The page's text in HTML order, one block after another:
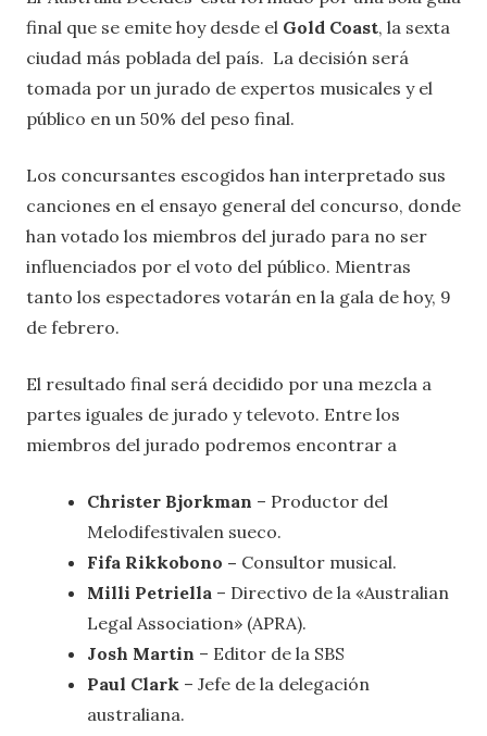
final que se emite hoy desde el Gold Coast, la sexta
ciudad más poblada del país. La decisión será
tomada por un jurado de expertos musicales y el
público en un 50% del peso final.
Los concursantes escogidos han interpretado sus
canciones en el ensayo general del concurso, donde
han votado los miembros del jurado para no ser
influenciados por el voto del público. Mientras
tanto los espectadores votarán en la gala de hoy, 9
de febrero.
El resultado final será decidido por una mezcla a
partes iguales de jurado y televoto. Entre los
miembros del jurado podremos encontrar a
Christer Bjorkman – Productor del
Melodifestivalen sueco.
Fifa Rikkobono – Consultor musical.
Milli Petriella – Directivo de la «Australian
Legal Association» (APRA).
Josh Martin – Editor de la SBS
Paul Clark – Jefe de la delegación
australiana.